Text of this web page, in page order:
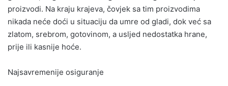
proizvodi. Na kraju krajeva, čovjek sa tim proizvodima
nikada neće doći u situaciju da umre od gladi, dok već sa
zlatom, srebrom, gotovinom, a usljed nedostatka hrane,
prije ili kasnije hoće.
Najsavremenije osiguranje